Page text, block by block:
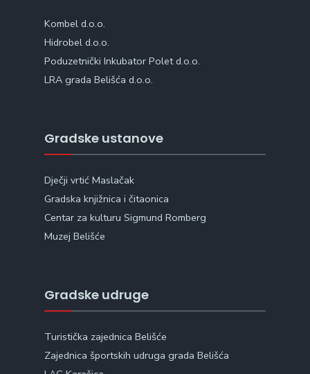
Kombel d.o.o.
Hidrobel d.o.o.
Poduzetnički Inkubator Polet d.o.o.
LRA grada Belišća d.o.o.
Gradske ustanove
Dječji vrtić Maslačak
Gradska knjižnica i čitaonica
Centar za kulturu Sigmund Romberg
Muzej Belišće
Gradske udruge
Turistička zajednica Belišće
Zajednica športskih udruga grada Belišća